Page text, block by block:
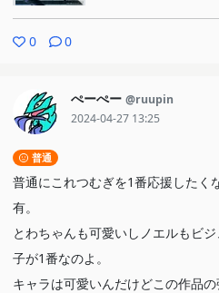
0 0
ぺーぺー @ruupin
2024-04-27 13:25
普通
普通にこれつむぎを1番応援した
有。
とわちゃんも可愛いしノエルもビ
子が1番なのよ。
キャラは可愛いんだけどこの作品